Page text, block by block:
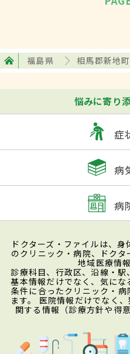
福島県 相馬郡新地町
悩みに寄り
症
病
病
ドクターズ・ファイルは、
のクリニック・病院、ドク
地域医療情
診療科目、行政区、沿線・
基本情報だけでなく、気に
条件に合ったクリニック・
ます。 医院情報だけでなく
関する情報（診療方針や得